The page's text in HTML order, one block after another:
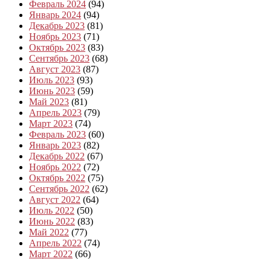
Февраль 2024 (94)
Январь 2024 (94)
Декабрь 2023 (81)
Ноябрь 2023 (71)
Октябрь 2023 (83)
Сентябрь 2023 (68)
Август 2023 (87)
Июль 2023 (93)
Июнь 2023 (59)
Май 2023 (81)
Апрель 2023 (79)
Март 2023 (74)
Февраль 2023 (60)
Январь 2023 (82)
Декабрь 2022 (67)
Ноябрь 2022 (72)
Октябрь 2022 (75)
Сентябрь 2022 (62)
Август 2022 (64)
Июль 2022 (50)
Июнь 2022 (83)
Май 2022 (77)
Апрель 2022 (74)
Март 2022 (66)